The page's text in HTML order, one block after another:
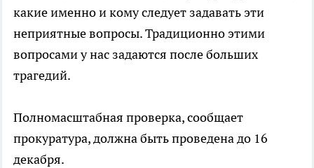
какие именно и кому следует задавать эти
неприятные вопросы. Традиционно этими
вопросами у нас задаются после больших
трагедий.
Полномасштабная проверка, сообщает
прокуратура, должна быть проведена до 16
декабря.